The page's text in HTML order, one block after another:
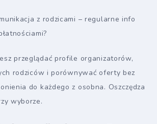
z rodzicami – regularne info
przeglądać profile organizatorów,
rodziców i porównywać oferty bez
do każdego z osobna. Oszczędza
wyborze.